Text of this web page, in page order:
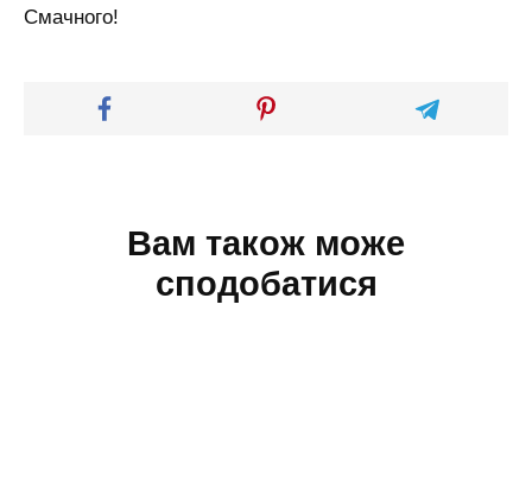
Смачного!
Вам також може
сподобатися